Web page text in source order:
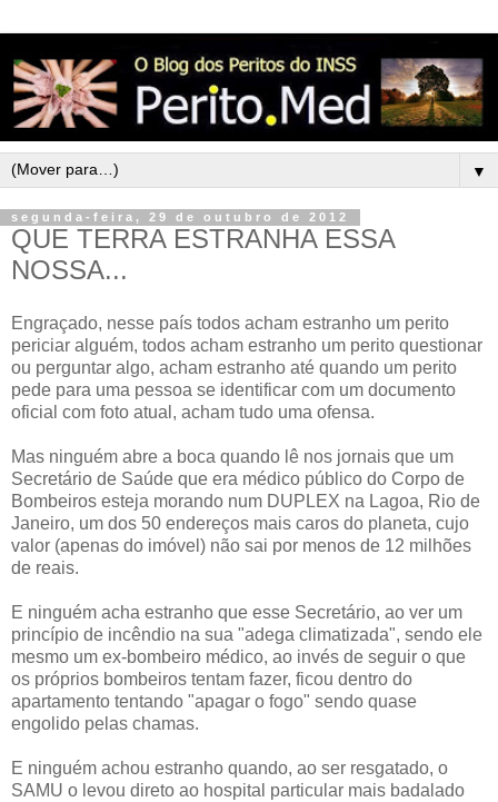
▼
segunda-feira, 29 de outubro de 2012
QUE TERRA ESTRANHA ESSA
NOSSA...
Engraçado, nesse país todos acham estranho um perito
periciar alguém, todos acham estranho um perito questionar
ou perguntar algo, acham estranho até quando um perito
pede para uma pessoa se identificar com um documento
oficial com foto atual, acham tudo uma ofensa.
Mas ninguém abre a boca quando lê nos jornais que um
Secretário de Saúde que era médico público do Corpo de
Bombeiros esteja morando num DUPLEX na Lagoa, Rio de
Janeiro, um dos 50 endereços mais caros do planeta, cujo
valor (apenas do imóvel) não sai por menos de 12 milhões
de reais.
E ninguém acha estranho que esse Secretário, ao ver um
princípio de incêndio na sua "adega climatizada", sendo ele
mesmo um ex-bombeiro médico, ao invés de seguir o que
os próprios bombeiros tentam fazer, ficou dentro do
apartamento tentando "apagar o fogo" sendo quase
engolido pelas chamas.
E ninguém achou estranho quando, ao ser resgatado, o
SAMU o levou direto ao hospital particular mais badalado